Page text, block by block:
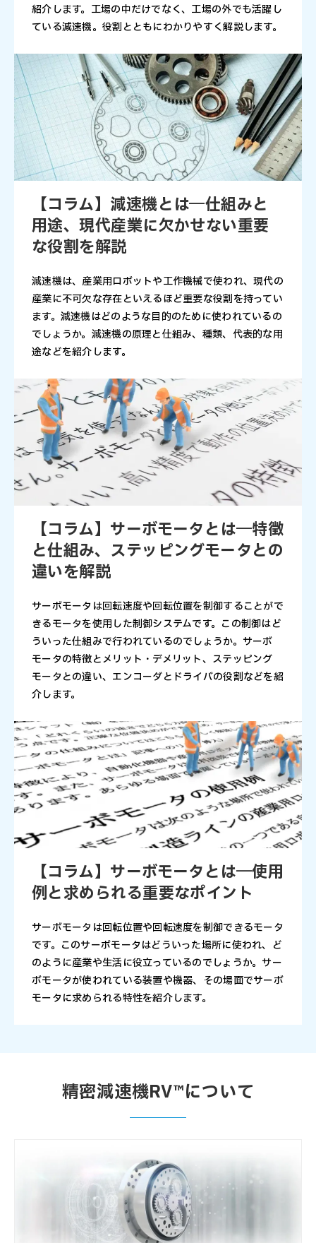
紹介します。工場の中だけでなく、工場の外でも活躍し
ている減速機。役割とともにわかりやすく解説します。
【コラム】減速機とは―仕組みと
用途、現代産業に欠かせない重要
な役割を解説
減速機は、産業用ロボットや工作機械で使われ、現代の
産業に不可欠な存在といえるほど重要な役割を持ってい
ます。減速機はどのような目的のために使われているの
でしょうか。減速機の原理と仕組み、種類、代表的な用
途などを紹介します。
【コラム】サーボモータとは―特徴
と仕組み、ステッピングモータとの
違いを解説
サーボモータは回転速度や回転位置を制御することがで
きるモータを使用した制御システムです。この制御はど
ういった仕組みで行われているのでしょうか。サーボ
モータの特徴とメリット・デメリット、ステッピング
モータとの違い、エンコーダとドライバの役割などを紹
介します。
【コラム】サーボモータとは―使用
例と求められる重要なポイント
サーボモータは回転位置や回転速度を制御できるモータ
です。このサーボモータはどういった場所に使われ、ど
のように産業や生活に役立っているのでしょうか。サー
ボモータが使われている装置や機器、その場面でサーボ
モータに求められる特性を紹介します。
精密減速機RV™について